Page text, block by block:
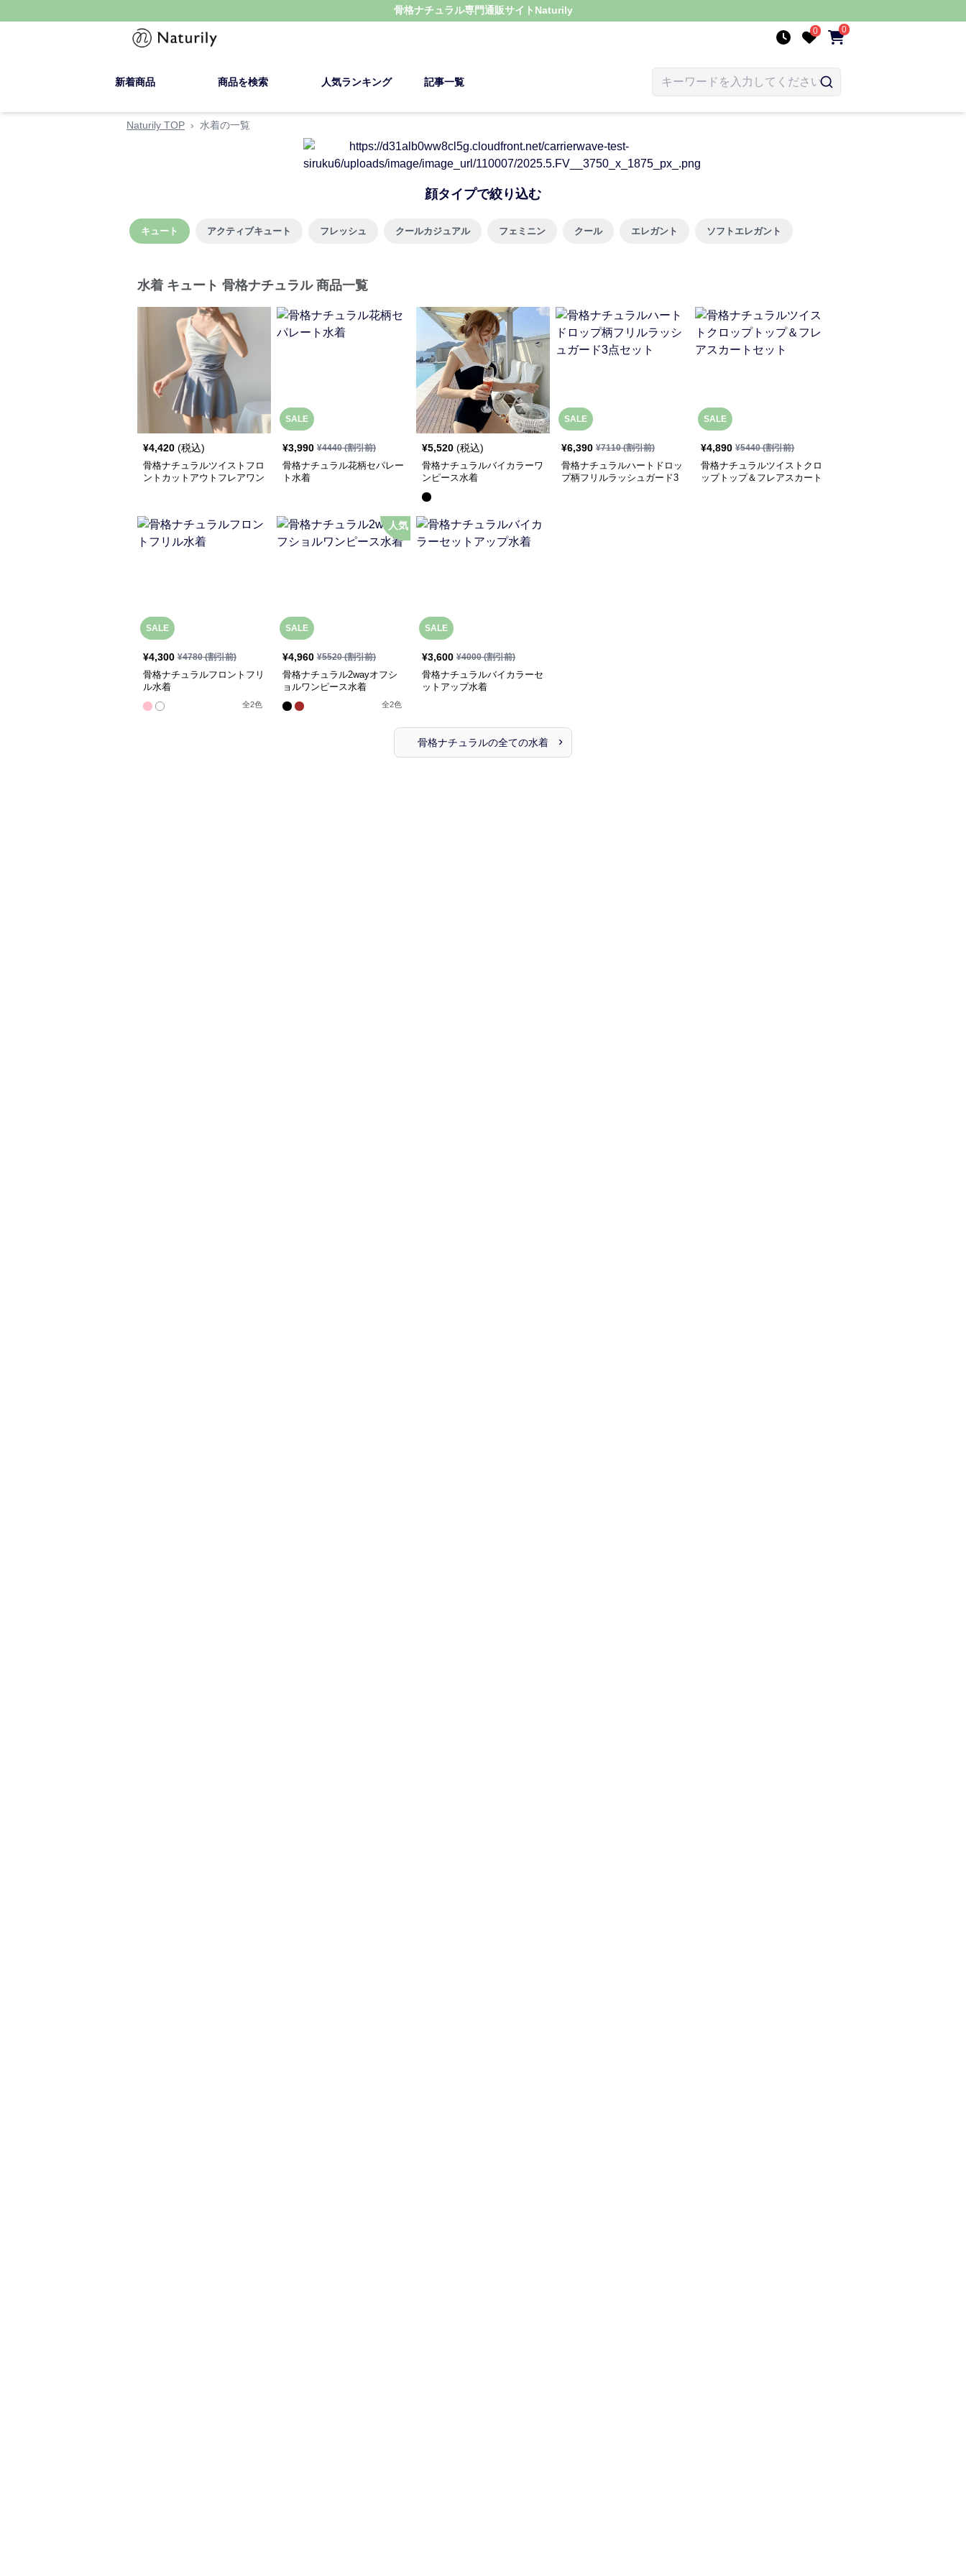
骨格ナチュラル専門通販サイト Naturily
0 0
新着商品 商品を検索 人気ランキング 記事一覧
Naturily TOP › 水着の一覧
顔タイプで絞り込む
キュート アクティブキュート フレッシュ クールカジュアル フェミニン クール エレガント ソフトエレガント
水着 キュート 骨格ナチュラル 商品一覧
¥4,420 (税込)
骨格ナチュラルツイストフロ
ントカットアウトフレアワン
SALE
¥3,990 ¥4440(割引前)
骨格ナチュラル花柄セパレー
ト水着
¥5,520 (税込)
骨格ナチュラルバイカラーワ
ンピース水着
SALE
¥6,390 ¥7110(割引前)
骨格ナチュラルハートドロッ
プ柄フリルラッシュガード3
SALE
¥4,890 ¥5440(割引前)
骨格ナチュラルツイストクロ
ップトップ＆フレアスカート
SALE
¥4,300 ¥4780(割引前)
骨格ナチュラルフロントフリ
ル水着
全2色
SALE
人気
¥4,960 ¥5520(割引前)
骨格ナチュラル2wayオフシ
ョルワンピース水着
全2色
SALE
¥3,600 ¥4000(割引前)
骨格ナチュラルバイカラーセ
ットアップ水着
骨格ナチュラルの全ての水着 ›